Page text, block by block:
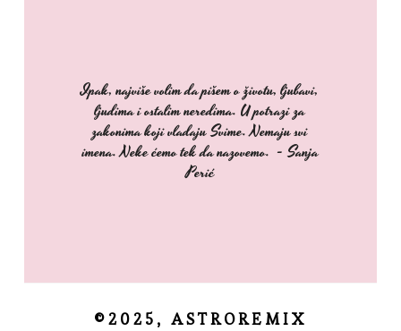
Ipak, najviše volim da pišem o životu, ljubavi,
ljudima i ostalim neredima. U potrazi za
zakonima koji vladaju Svime. Nemaju svi
imena. Neke ćemo tek da nazovemo. - Sanja
Perić
©2025, ASTROREMIX